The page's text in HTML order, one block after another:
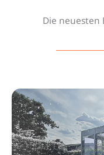
Die neuesten